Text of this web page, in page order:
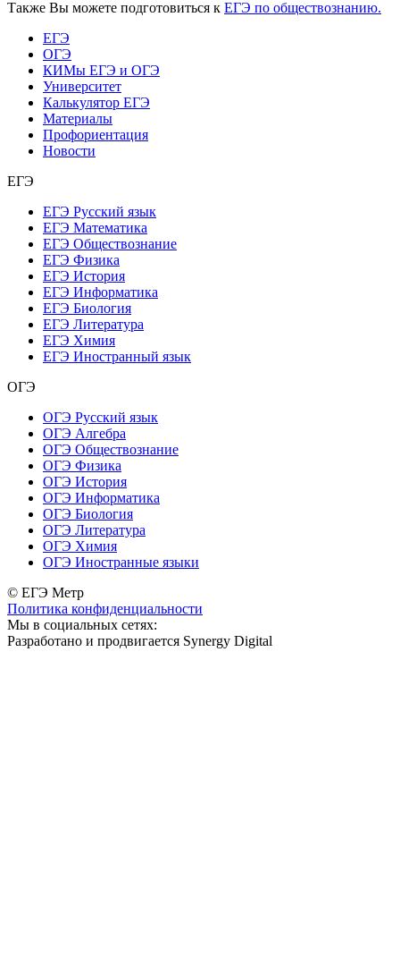
Также Вы можете подготовиться к ЕГЭ по обществознанию.
ЕГЭ
ОГЭ
КИМы ЕГЭ и ОГЭ
Университет
Калькулятор ЕГЭ
Материалы
Профориентация
Новости
ЕГЭ
ЕГЭ Русский язык
ЕГЭ Математика
ЕГЭ Обществознание
ЕГЭ Физика
ЕГЭ История
ЕГЭ Информатика
ЕГЭ Биология
ЕГЭ Литература
ЕГЭ Химия
ЕГЭ Иностранный язык
ОГЭ
ОГЭ Русский язык
ОГЭ Алгебра
ОГЭ Обществознание
ОГЭ Физика
ОГЭ История
ОГЭ Информатика
ОГЭ Биология
ОГЭ Литература
ОГЭ Химия
ОГЭ Иностранные языки
© ЕГЭ Метр
Политика конфиденциальности
Mы в социальных сетях:
Разработано и продвигается Synergy Digital